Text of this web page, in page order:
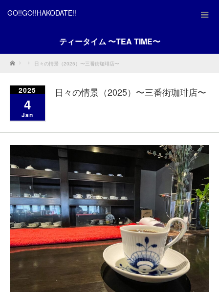
GO!!GO!!HAKODATE!!
ティータイム 〜TEA TIME〜
Home 日々の情景（2025）〜三番街珈琲店〜
2025
4
Jan
日々の情景（2025）〜三番街珈琲店〜